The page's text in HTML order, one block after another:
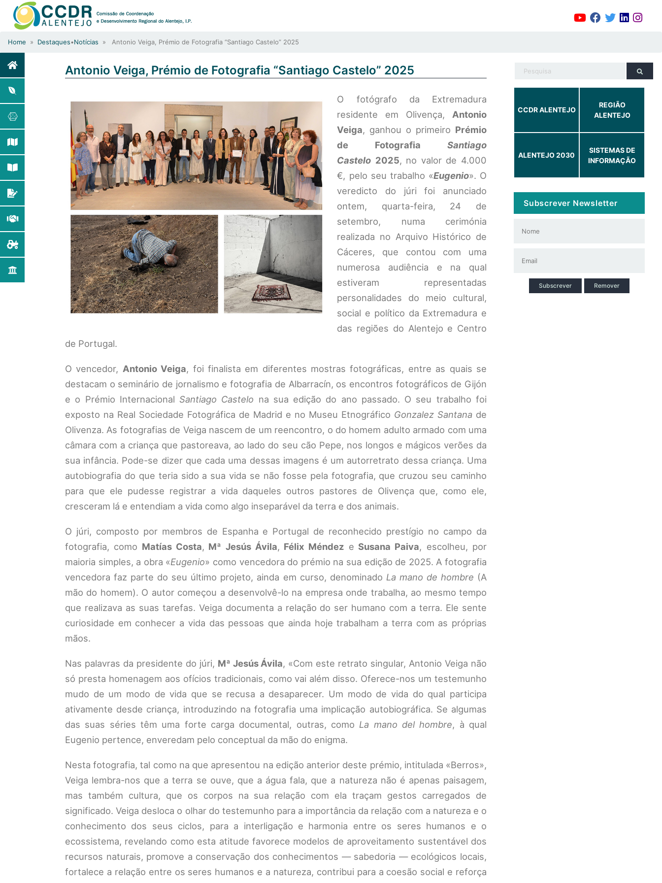
Home » Destaques•Notícias » Antonio Veiga, Prémio de Fotografia “Santiago Castelo” 2025
Antonio Veiga, Prémio de Fotografia “Santiago Castelo” 2025
O fotógrafo da Extremadura
residente em Olivença, Antonio
Veiga, ganhou o primeiro Prémio
de Fotografia Santiago
Castelo 2025, no valor de 4.000
€, pelo seu trabalho «Eugenio». O
veredicto do júri foi anunciado
ontem, quarta-feira, 24 de
setembro, numa cerimónia
realizada no Arquivo Histórico de
Cáceres, que contou com uma
numerosa audiência e na qual
estiveram representadas
personalidades do meio cultural,
social e político da Extremadura e
das regiões do Alentejo e Centro
de Portugal.
O vencedor, Antonio Veiga, foi finalista em diferentes mostras fotográficas, entre as quais se
destacam o seminário de jornalismo e fotografia de Albarracín, os encontros fotográficos de Gijón
e o Prémio Internacional Santiago Castelo na sua edição do ano passado. O seu trabalho foi
exposto na Real Sociedade Fotográfica de Madrid e no Museu Etnográfico Gonzalez Santana de
Olivenza. As fotografias de Veiga nascem de um reencontro, o do homem adulto armado com uma
câmara com a criança que pastoreava, ao lado do seu cão Pepe, nos longos e mágicos verões da
sua infância. Pode-se dizer que cada uma dessas imagens é um autorretrato dessa criança. Uma
autobiografia do que teria sido a sua vida se não fosse pela fotografia, que cruzou seu caminho
para que ele pudesse registrar a vida daqueles outros pastores de Olivença que, como ele,
cresceram lá e entendiam a vida como algo inseparável da terra e dos animais.
O júri, composto por membros de Espanha e Portugal de reconhecido prestígio no campo da
fotografia, como Matías Costa, Mª Jesús Ávila, Félix Méndez e Susana Paiva, escolheu, por
maioria simples, a obra «Eugenio» como vencedora do prémio na sua edição de 2025. A fotografia
vencedora faz parte do seu último projeto, ainda em curso, denominado La mano de hombre (A
mão do homem). O autor começou a desenvolvê-lo na empresa onde trabalha, ao mesmo tempo
que realizava as suas tarefas. Veiga documenta a relação do ser humano com a terra. Ele sente
curiosidade em conhecer a vida das pessoas que ainda hoje trabalham a terra com as próprias
mãos.
Nas palavras da presidente do júri, Mª Jesús Ávila, «Com este retrato singular, Antonio Veiga não
só presta homenagem aos ofícios tradicionais, como vai além disso. Oferece-nos um testemunho
mudo de um modo de vida que se recusa a desaparecer. Um modo de vida do qual participa
ativamente desde criança, introduzindo na fotografia uma implicação autobiográfica. Se algumas
das suas séries têm uma forte carga documental, outras, como La mano del hombre, à qual
Eugenio pertence, enveredam pelo conceptual da mão do enigma.
Nesta fotografia, tal como na que apresentou na edição anterior deste prémio, intitulada «Berros»,
Veiga lembra-nos que a terra se ouve, que a água fala, que a natureza não é apenas paisagem,
mas também cultura, que os corpos na sua relação com ela traçam gestos carregados de
significado. Veiga desloca o olhar do testemunho para a importância da relação com a natureza e o
conhecimento dos seus ciclos, para a interligação e harmonia entre os seres humanos e o
ecossistema, revelando como esta atitude favorece modelos de aproveitamento sustentável dos
recursos naturais, promove a conservação dos conhecimentos — sabedoria — ecológicos locais,
fortalece a relação entre os seres humanos e a natureza, contribui para a coesão social e reforça
CCDR ALENTEJO
REGIÃO
ALENTEJO
ALENTEJO 2030
SISTEMAS DE
INFORMAÇÃO
Subscrever Newsletter
Subscrever Remover